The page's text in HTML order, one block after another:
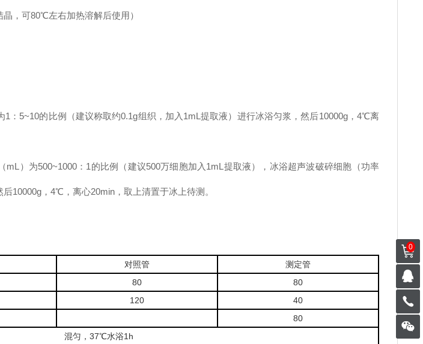
，可80℃左右加热溶解后使用）
：5~10的比例（建议称取约0.1g组织，加入1mL提取液）进行冰浴匀浆，然后10000g，4℃离
mL）为500~1000：1的比例（建议500万细胞加入1mL提取液），冰浴超声波破碎细胞（功率
10000g，4℃，离心20min，取上清置于冰上待测。
对照管
测定管
80
80
120
40
80
混匀，37℃水浴1h
0